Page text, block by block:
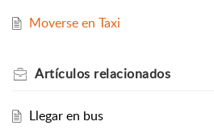
Moverse en Taxi
Artículos relacionados
Llegar en bus